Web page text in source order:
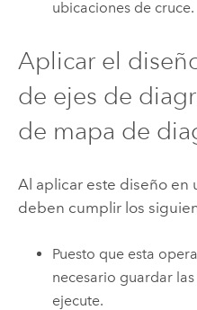
ubicaciones de cruce.
Aplicar el
de ejes de
de mapa de
Al aplicar este diseño en
deben cumplir los
Puesto que esta
necesario guardar
ejecute.